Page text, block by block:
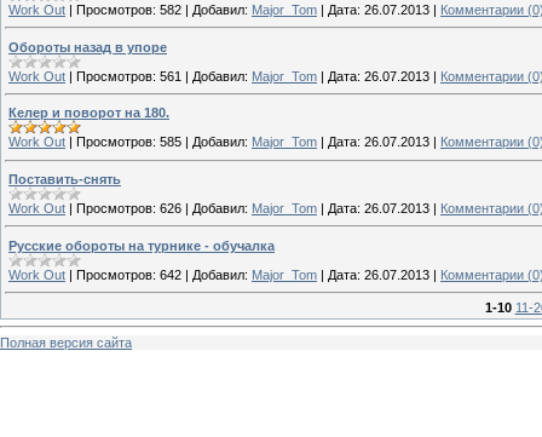
Work Out | Просмотров: 582 | Добавил: Major_Tom | Дата: 26.07.2013 | Комментарии
Обороты назад в упоре
Work Out | Просмотров: 561 | Добавил: Major_Tom | Дата: 26.07.2013 | Комментарии
Келер и поворот на 180.
Work Out | Просмотров: 585 | Добавил: Major_Tom | Дата: 26.07.2013 | Комментарии
Поставить-снять
Work Out | Просмотров: 626 | Добавил: Major_Tom | Дата: 26.07.2013 | Комментарии
Русские обороты на турнике - обучалка
Work Out | Просмотров: 642 | Добавил: Major_Tom | Дата: 26.07.2013 | Комментарии
1-10 11-
Полная версия сайта